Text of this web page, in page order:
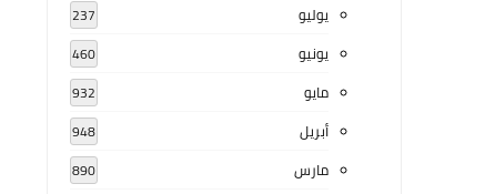
يوليو 237
يونيو 460
مايو 932
أبريل 948
مارس 890